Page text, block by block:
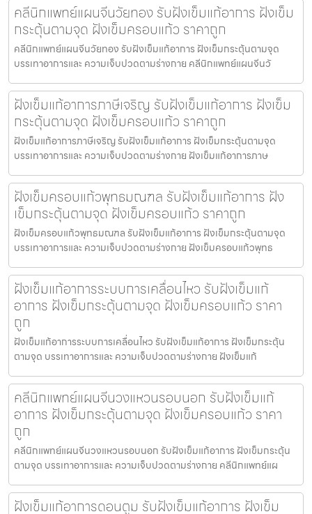
คลีนิกแพทย์แผนจีนวัยทอง รับฝังเข็มแก้อาการ ฝังเข็ม
กระตุ้นตามจุด ฝังเข็มครอบแก้ว ราคาถูก
คลีนิกแพทย์แผนจีนวัยทอง รับฝังเข็มแก้อาการ ฝังเข็มกระตุ้นตามจุด
บรรเทาอาการและ ความเจ็บปวดตามร่างกาย คลีนิกแพทย์แผนจีนวั
ฝังเข็มแก้อาการภาษีเจริญ รับฝังเข็มแก้อาการ ฝังเข็ม
กระตุ้นตามจุด ฝังเข็มครอบแก้ว ราคาถูก
ฝังเข็มแก้อาการภาษีเจริญ รับฝังเข็มแก้อาการ ฝังเข็มกระตุ้นตามจุด
บรรเทาอาการและ ความเจ็บปวดตามร่างกาย ฝังเข็มแก้อาการภาษ
ฝังเข็มครอบแก้วพุทธมณฑล รับฝังเข็มแก้อาการ ฝัง
เข็มกระตุ้นตามจุด ฝังเข็มครอบแก้ว ราคาถูก
ฝังเข็มครอบแก้วพุทธมณฑล รับฝังเข็มแก้อาการ ฝังเข็มกระตุ้นตามจุด
บรรเทาอาการและ ความเจ็บปวดตามร่างกาย ฝังเข็มครอบแก้วพุทธ
ฝังเข็มแก้อาการระบบการเคลื่อนไหว รับฝังเข็มแก้
อาการ ฝังเข็มกระตุ้นตามจุด ฝังเข็มครอบแก้ว ราคา
ถูก
ฝังเข็มแก้อาการระบบการเคลื่อนไหว รับฝังเข็มแก้อาการ ฝังเข็มกระตุ้น
ตามจุด บรรเทาอาการและ ความเจ็บปวดตามร่างกาย ฝังเข็มแก้
คลีนิกแพทย์แผนจีนวงแหวนรอบนอก รับฝังเข็มแก้
อาการ ฝังเข็มกระตุ้นตามจุด ฝังเข็มครอบแก้ว ราคา
ถูก
คลีนิกแพทย์แผนจีนวงแหวนรอบนอก รับฝังเข็มแก้อาการ ฝังเข็มกระตุ้น
ตามจุด บรรเทาอาการและ ความเจ็บปวดตามร่างกาย คลีนิกแพทย์แผ
ฝังเข็มแก้อาการดอนตูม รับฝังเข็มแก้อาการ ฝังเข็ม